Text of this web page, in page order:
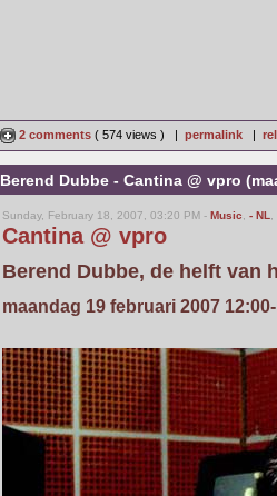
2 comments ( 574 views ) | permalink|
Berend Dubbe - Cantina @ vpro
Sunday, February 18, 2007, 03:20 PM - Music - NL
Cantina @ vpro
Berend Dubbe, de helft van
maandag 19 februari 2007